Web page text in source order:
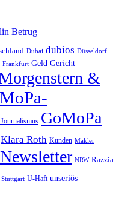
Betrug
Dubai dubios Düsseldorf
Frankfurt Geld Gericht
&
GoMoPa
Klara Roth Kunden Makler
Newsletter NRW Razzia
Stuttgart U-Haft unseriös